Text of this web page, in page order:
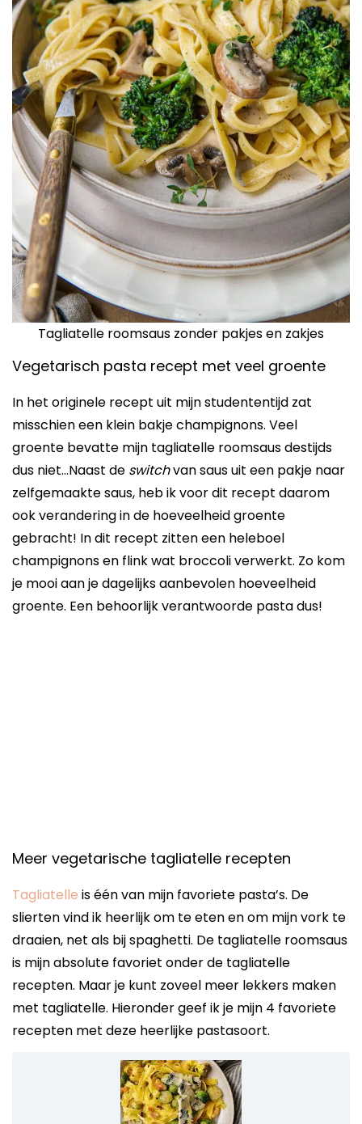
Tagliatelle roomsaus zonder pakjes en zakjes
Vegetarisch pasta recept met veel groente
In het originele recept uit mijn studententijd zat
misschien een klein bakje champignons. Veel
groente bevatte mijn tagliatelle roomsaus destijds
dus niet…Naast de switchvan saus uit een pakje naar
zelfgemaakte saus, heb ik voor dit recept daarom
ook verandering in de hoeveelheid groente
gebracht! In dit recept zitten een heleboel
champignons en flink wat broccoli verwerkt. Zo kom
je mooi aan je dagelijks aanbevolen hoeveelheid
groente. Een behoorlijk verantwoorde pasta dus!
Meer vegetarische tagliatelle recepten
Tagliatelle is één van mijn favoriete pasta’s. De
slierten vind ik heerlijk om te eten en om mijn vork te
draaien, net als bij spaghetti. De tagliatelle roomsaus
is mijn absolute favoriet onder de tagliatelle
recepten. Maar je kunt zoveel meer lekkers maken
met tagliatelle. Hieronder geef ik je mijn 4 favoriete
recepten met deze heerlijke pastasoort.